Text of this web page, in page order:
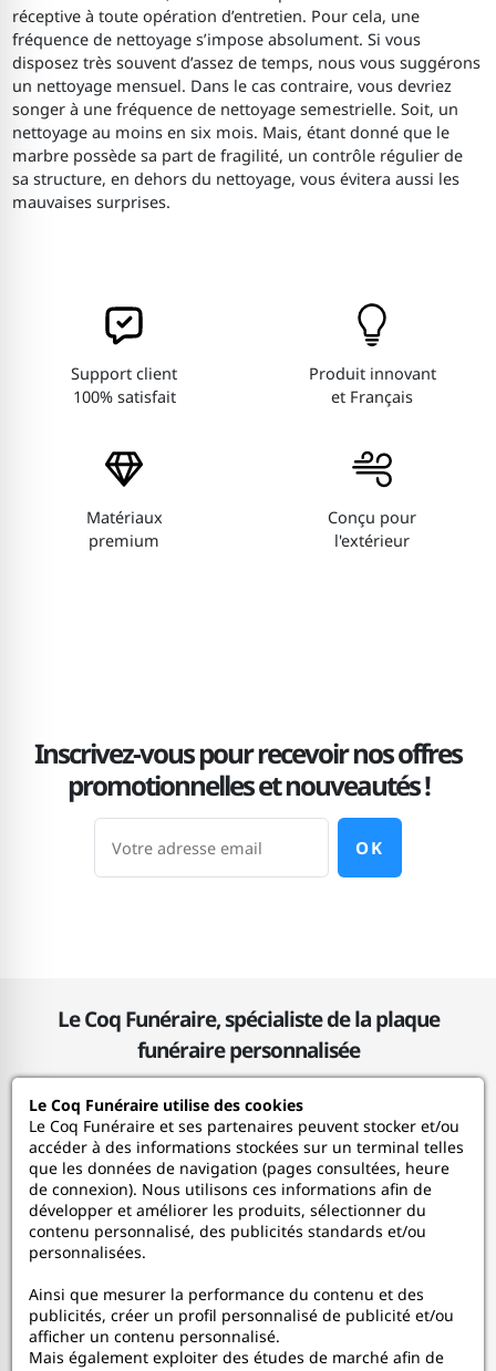
réceptive à toute opération d’entretien. Pour cela, une
fréquence de nettoyage s’impose absolument. Si vous
disposez très souvent d’assez de temps, nous vous suggérons
un nettoyage mensuel. Dans le cas contraire, vous devriez
songer à une fréquence de nettoyage semestrielle. Soit, un
nettoyage au moins en six mois. Mais, étant donné que le
marbre possède sa part de fragilité, un contrôle régulier de
sa structure, en dehors du nettoyage, vous évitera aussi les
mauvaises surprises.
Support client
100% satisfait
Produit innovant
et Français
Matériaux
premium
Conçu pour
l'extérieur
Inscrivez-vous pour recevoir nos offres
promotionnelles et nouveautés !
OK
Le Coq Funéraire, spécialiste de la plaque
funéraire personnalisée
Le Coq Funéraire
Nos services
Mon Compte
Aide
A propos
Le Coq Funéraire utilise des cookies
Le Coq Funéraire et ses partenaires peuvent stocker et/ou
accéder à des informations stockées sur un terminal telles
que les données de navigation (pages consultées, heure
de connexion). Nous utilisons ces informations afin de
développer et améliorer les produits, sélectionner du
contenu personnalisé, des publicités standards et/ou
personnalisées.
Ainsi que mesurer la performance du contenu et des
publicités, créer un profil personnalisé de publicité et/ou
afficher un contenu personnalisé.
Mais également exploiter des études de marché afin de